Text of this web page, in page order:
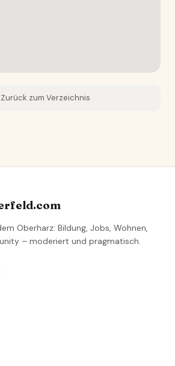
zum Verzeichnis
Oberharz: Bildung, Jobs, Wohnen,
– moderiert und pragmatisch.